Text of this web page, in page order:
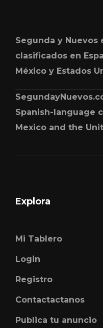
Segunda y Nuevos
clasificados en
México y Estados
Spanish-language
Mexico and the
Explora
Mi Tablero
Login
Registro
Contactactanos
Publica tu anuncio